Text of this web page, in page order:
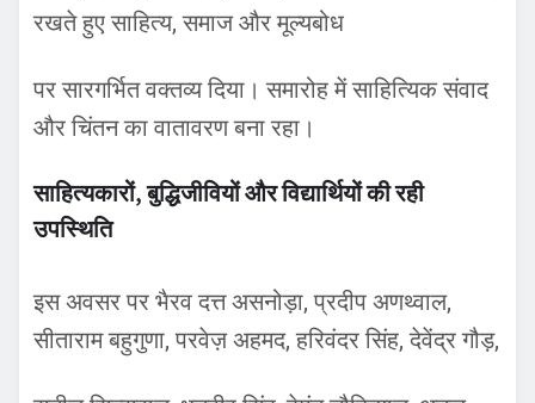
रखते हुए साहित्य, समाज और मूल्यबोध
पर सारगर्भित वक्तव्य दिया। समारोह में साहित्यिक संवाद
और चिंतन का वातावरण बना रहा।
साहित्यकारों, बुद्धिजीवियों और विद्यार्थियों की रही
उपस्थिति
इस अवसर पर भैरव दत्त असनोड़ा, प्रदीप अणथ्वाल,
सीताराम बहुगुणा, परवेज़ अहमद, हरिवंदर सिंह, देवेंद्र गौड़,